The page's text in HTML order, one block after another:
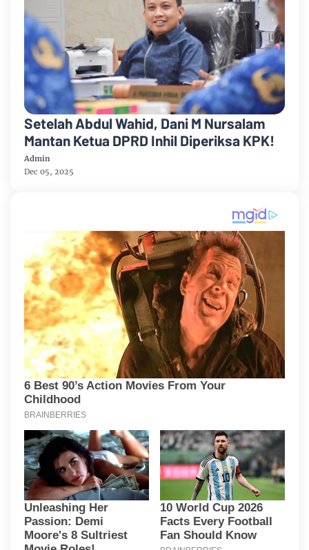
Setelah Abdul Wahid, Dani M Nursalam
Mantan Ketua DPRD Inhil Diperiksa KPK!
Admin
Dec 05, 2025